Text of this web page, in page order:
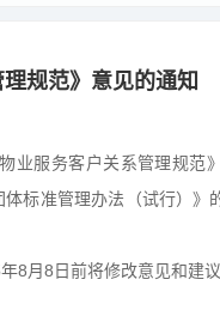
规范》意见的通知
服务客户关系管理规范
标准管理办法（试行）》
月8日前将修改意见和建议